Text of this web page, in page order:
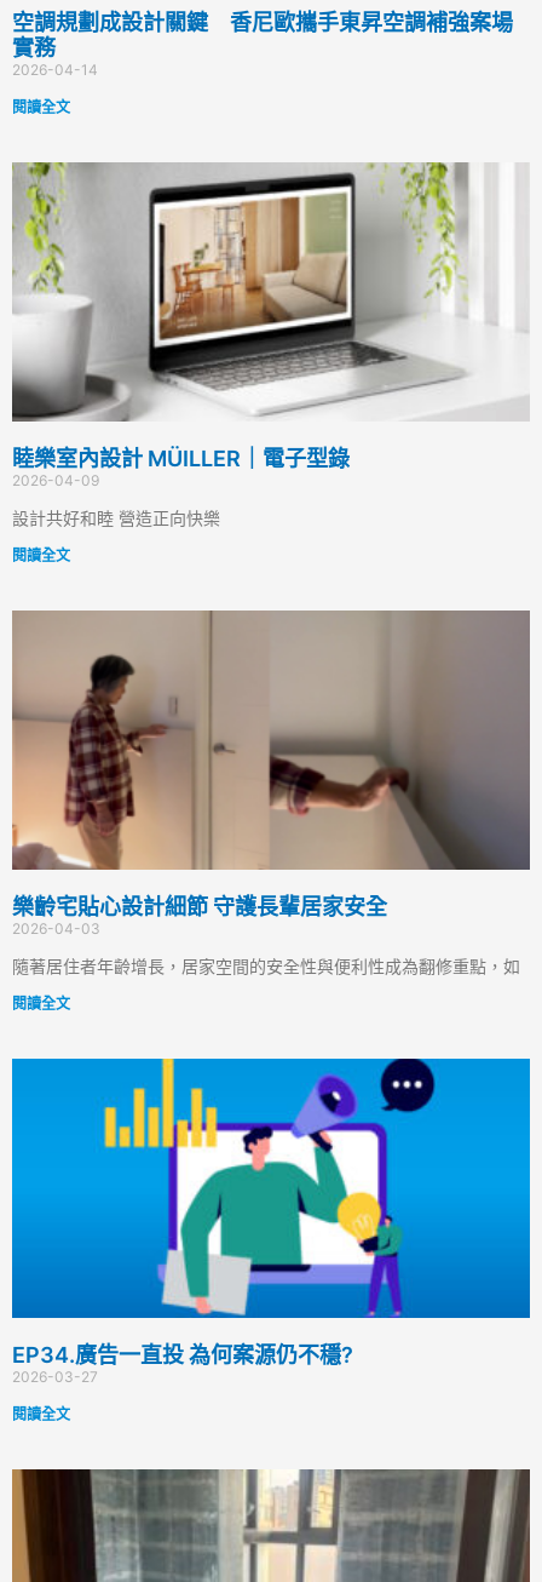
空調規劃成設計關鍵 香尼歐攜手東昇空調補強案場
實務
2026-04-14
閱讀全文
睦樂室內設計 MÜILLER｜電子型錄
2026-04-09
設計共好和睦 營造正向快樂
閱讀全文
樂齡宅貼心設計細節 守護長輩居家安全
2026-04-03
隨著居住者年齡增長，居家空間的安全性與便利性成為翻修重點，如
閱讀全文
EP34.廣告一直投 為何案源仍不穩?
2026-03-27
閱讀全文